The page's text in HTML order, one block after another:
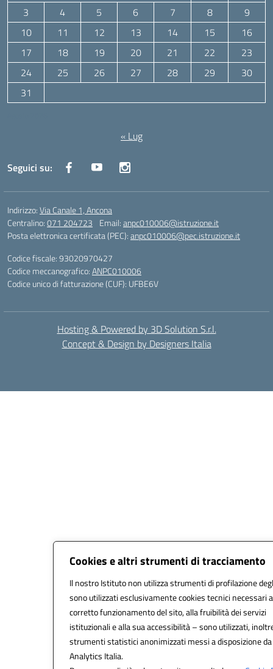
Cookies e altri strumenti di tracciamento
Il nostro Istituto non utilizza strumenti di profilazione
sono utilizzati esclusivamente cookies tecnici necessari
corretto funzionamento del sito, alla fruibilità dei servizi
istituzionali e alla sua accessibilità – sono utilizzati,
strumenti statistici anonimizzati messi a disposizione da
Analytics Italia.
3
4 5 6 7 8
9
10
11 12 13 14 15
16
17
18 19 20 21 22
23
24
25 26 27 28 29
30
31
« Lug
Seguici su:
Indirizzo:Via Canale 1, Ancona
Centralino:071 204723 Email:anpc010006@istruzione.it
Posta elettronica certificata (PEC):anpc010006@pec.istruzione.it
Codice fiscale: 93020970427
Codice meccanografico:ANPC010006
Codice unico di fatturazione (CUF): UFBE6V
Hosting & Powered by 3D Solution S.r.l.
Concept & Design by Designers Italia